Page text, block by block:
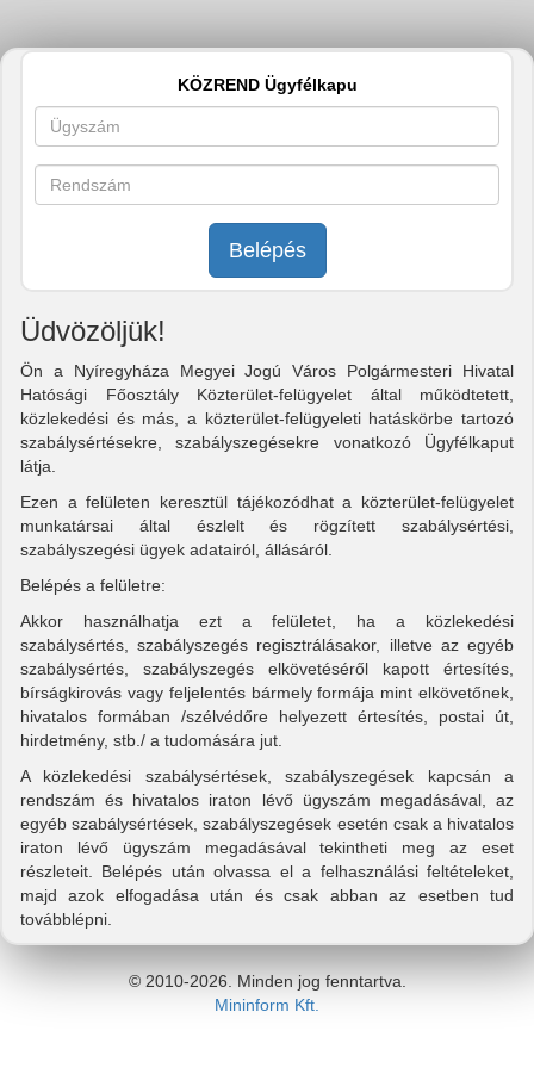
KÖZREND Ügyfélkapu
Belépés
Üdvözöljük!
Ön a Nyíregyháza Megyei Jogú Város Polgármesteri Hivatal
Hatósági Főosztály Közterület-felügyelet által működtetett,
közlekedési és más, a közterület-felügyeleti hatáskörbe tartozó
szabálysértésekre, szabályszegésekre vonatkozó Ügyfélkaput
látja.
Ezen a felületen keresztül tájékozódhat a közterület-felügyelet
munkatársai által észlelt és rögzített szabálysértési,
szabályszegési ügyek adatairól, állásáról.
Belépés a felületre:
Akkor használhatja ezt a felületet, ha a közlekedési
szabálysértés, szabályszegés regisztrálásakor, illetve az egyéb
szabálysértés, szabályszegés elkövetéséről kapott értesítés,
bírságkirovás vagy feljelentés bármely formája mint elkövetőnek,
hivatalos formában /szélvédőre helyezett értesítés, postai út,
hirdetmény, stb./ a tudomására jut.
A közlekedési szabálysértések, szabályszegések kapcsán a
rendszám és hivatalos iraton lévő ügyszám megadásával, az
egyéb szabálysértések, szabályszegések esetén csak a hivatalos
iraton lévő ügyszám megadásával tekintheti meg az eset
részleteit. Belépés után olvassa el a felhasználási feltételeket,
majd azok elfogadása után és csak abban az esetben tud
továbblépni.
© 2010-2026. Minden jog fenntartva.
Mininform Kft.